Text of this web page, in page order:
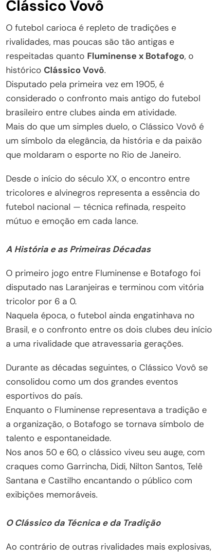
Clássico Vovô
O futebol carioca é repleto de tradições e
rivalidades, mas poucas são tão antigas e
respeitadas quanto Fluminense x Botafogo, o
histórico Clássico Vovô.
Disputado pela primeira vez em 1905, é
considerado o confronto mais antigo do futebol
brasileiro entre clubes ainda em atividade.
Mais do que um simples duelo, o Clássico Vovô é
um símbolo da elegância, da história e da paixão
que moldaram o esporte no Rio de Janeiro.
Desde o início do século XX, o encontro entre
tricolores e alvinegros representa a essência do
futebol nacional — técnica refinada, respeito
mútuo e emoção em cada lance.
A História e as Primeiras Décadas
O primeiro jogo entre Fluminense e Botafogo foi
disputado nas Laranjeiras e terminou com vitória
tricolor por 6 a 0.
Naquela época, o futebol ainda engatinhava no
Brasil, e o confronto entre os dois clubes deu início
a uma rivalidade que atravessaria gerações.
Durante as décadas seguintes, o Clássico Vovô se
consolidou como um dos grandes eventos
esportivos do país.
Enquanto o Fluminense representava a tradição e
a organização, o Botafogo se tornava símbolo de
talento e espontaneidade.
Nos anos 50 e 60, o clássico viveu seu auge, com
craques como Garrincha, Didi, Nilton Santos, Telê
Santana e Castilho encantando o público com
exibições memoráveis.
O Clássico da Técnica e da Tradição
Ao contrário de outras rivalidades mais explosivas,